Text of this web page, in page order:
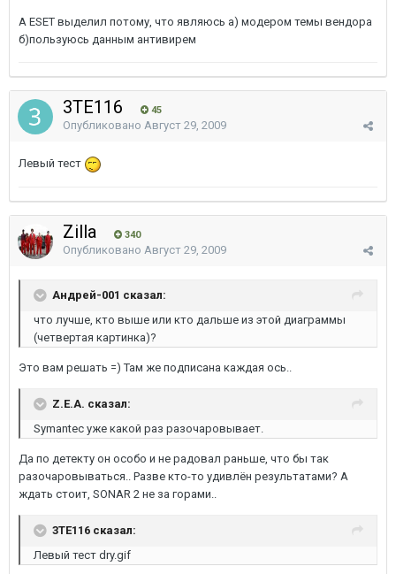
А ESET выделил потому, что являюсь а) модером темы вендора
б)пользуюсь данным антивирем
3TE116 45
Опубликовано Август 29, 2009
Левый тест
Zilla 340
Опубликовано Август 29, 2009
Андрей-001 сказал:
что лучше, кто выше или кто дальше из этой диаграммы
(четвертая картинка)?
Это вам решать =) Там же подписана каждая ось..
Z.E.A. сказал:
Symantec уже какой раз разочаровывает.
Да по детекту он особо и не радовал раньше, что бы так
разочаровываться.. Разве кто-то удивлён результатами? А
ждать стоит, SONAR 2 не за горами..
3TE116 сказал:
Левый тест dry.gif